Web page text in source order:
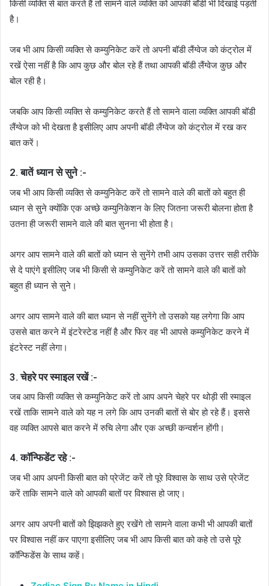
किसी व्यक्ति से बात करते हैं तो सामने वाले व्यक्ति को आपकी बॉडी भी दिखाई पड़ती
है।
जब भी आप किसी व्यक्ति से कम्युनिकेट करें तो अपनी बॉडी लैंग्वेज को कंट्रोल में
रखें ऐसा नहीं है कि आप कुछ और बोल रहे हैं तथा आपकी बॉडी लैंग्वेज कुछ और
बोल रही है।
जबकि आप किसी व्यक्ति से कम्युनिकेट करते हैं तो सामने वाला व्यक्ति आपकी बॉडी
लैंग्वेज को भी देखता है इसीलिए आप अपनी बॉडी लैंग्वेज को कंट्रोल में रख कर
बात करें।
2. बातें ध्यान से सुने :-
जब भी आप किसी व्यक्ति से कम्युनिकेट करें तो सामने वाले की बातों को बहुत ही
ध्यान से सुने क्योंकि एक अच्छे कम्युनिकेशन के लिए जितना जरूरी बोलना होता है
उतना ही जरूरी सामने वाले की बात सुनना भी होता है।
अगर आप सामने वाले की बातों को ध्यान से सुनेंगे तभी आप उसका उत्तर सही तरीके
से दे पाएंगे इसीलिए जब भी किसी से कम्युनिकेट करें तो सामने वाले की बातों को
बहुत ही ध्यान से सुने।
अगर आप सामने वाले की बात ध्यान से नहीं सुनेंगे तो उसको यह लगेगा कि आप
उससे बात करने में इंटरेस्टेड नहीं है और फिर वह भी आपसे कम्युनिकेट करने में
इंटरेस्ट नहीं लेगा।
3. चेहरे पर स्माइल रखें :-
जब आप किसी व्यक्ति से कम्युनिकेट करें तो आप अपने चेहरे पर थोड़ी सी स्माइल
रखें ताकि सामने वाले को यह न लगे कि आप उनकी बातों से बोर हो रहे हैं। इससे
वह व्यक्ति आपसे बात करने में रुचि लेगा और एक अच्छी कन्वर्शन होंगी।
4. कॉन्फिडेंट रहे :-
जब भी आप अपनी किसी बात को प्रेजेंट करें तो पूरे विश्वास के साथ उसे प्रेजेंट
करें ताकि सामने वाले को आपकी बातों पर विश्वास हो जाए।
अगर आप अपनी बातों को झिझकते हुए रखेंगे तो सामने वाला कभी भी आपकी बातों
पर विश्वास नहीं कर पाएगा इसीलिए जब भी आप किसी बात को कहे तो उसे पूरे
कॉन्फिडेंस के साथ कहें।